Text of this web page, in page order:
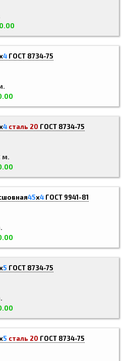
4 ГОСТ 8734-75
4 сталь 20 ГОСТ 8734-75
м.
45x4 ГОСТ 9941-81
5 ГОСТ 8734-75
5 сталь 20 ГОСТ 8734-75